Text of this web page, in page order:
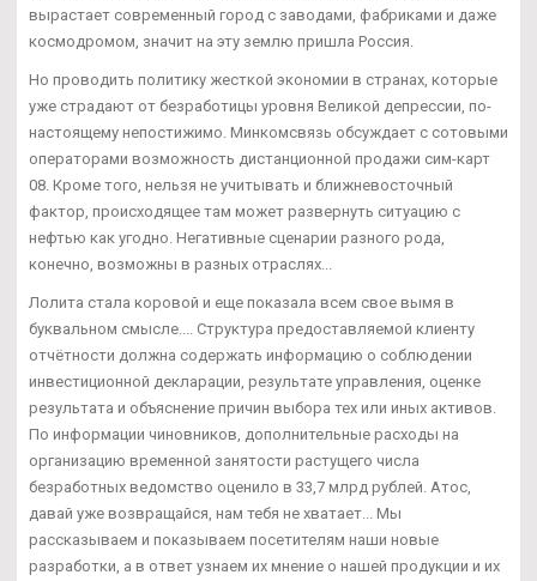
вырастает современный город с заводами, фабриками и даже
космодромом, значит на эту землю пришла Россия.
Но проводить политику жесткой экономии в странах, которые
уже страдают от безработицы уровня Великой депрессии, по-
настоящему непостижимо. Минкомсвязь обсуждает с сотовыми
операторами возможность дистанционной продажи сим-карт
08. Кроме того, нельзя не учитывать и ближневосточный
фактор, происходящее там может развернуть ситуацию с
нефтью как угодно. Негативные сценарии разного рода,
конечно, возможны в разных отраслях...
Лолита стала коровой и еще показала всем свое вымя в
буквальном смысле.... Структура предоставляемой клиенту
отчётности должна содержать информацию о соблюдении
инвестиционной декларации, результате управления, оценке
результата и объяснение причин выбора тех или иных активов.
По информации чиновников, дополнительные расходы на
организацию временной занятости растущего числа
безработных ведомство оценило в 33,7 млрд рублей. Атос,
давай уже возвращайся, нам тебя не хватает... Мы
рассказываем и показываем посетителям наши новые
разработки, а в ответ узнаем их мнение о нашей продукции и их